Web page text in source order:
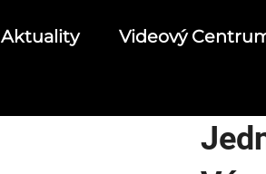
Aktuality Videový